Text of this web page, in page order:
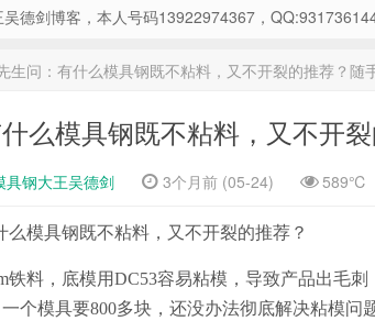
德剑博客，本人号码13922974367，
生问：有什么模具钢既不粘料，又不开裂的推荐？随
么模具钢既不粘料，又不开
具钢大王吴德剑 3个月前 (05-24) 589℃
么模具钢既不粘料，又不开裂的推荐？
铁料，底模用DC53容易粘模，导致产品出毛
个模具要800多块，还没办法彻底解决粘模问